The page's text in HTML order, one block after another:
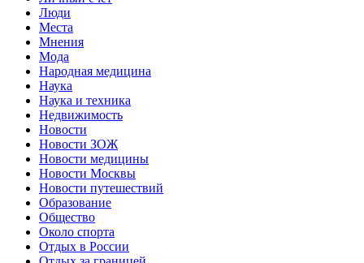
Люди
Места
Мнения
Мода
Народная медицина
Наука
Наука и техника
Недвижимость
Новости
Новости ЗОЖ
Новости медицины
Новости Москвы
Новости путешествий
Образование
Общество
Около спорта
Отдых в России